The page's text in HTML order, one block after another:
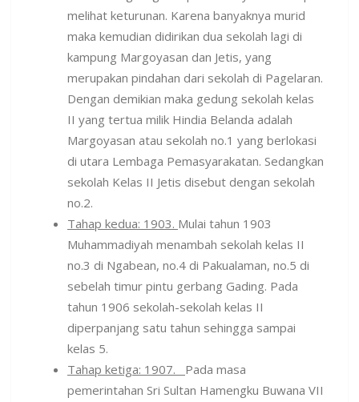
melihat keturunan. Karena banyaknya murid
maka kemudian didirikan dua sekolah lagi di
kampung Margoyasan dan Jetis, yang
merupakan pindahan dari sekolah di Pagelaran.
Dengan demikian maka gedung sekolah kelas
II yang tertua milik Hindia Belanda adalah
Margoyasan atau sekolah no.1 yang berlokasi
di utara Lembaga Pemasyarakatan. Sedangkan
sekolah Kelas II Jetis disebut dengan sekolah
no.2.
Tahap kedua: 1903. Mulai tahun 1903
Muhammadiyah menambah sekolah kelas II
no.3 di Ngabean, no.4 di Pakualaman, no.5 di
sebelah timur pintu gerbang Gading. Pada
tahun 1906 sekolah-sekolah kelas II
diperpanjang satu tahun sehingga sampai
kelas 5.
Tahap ketiga: 1907. Pada masa
pemerintahan Sri Sultan Hamengku Buwana VII